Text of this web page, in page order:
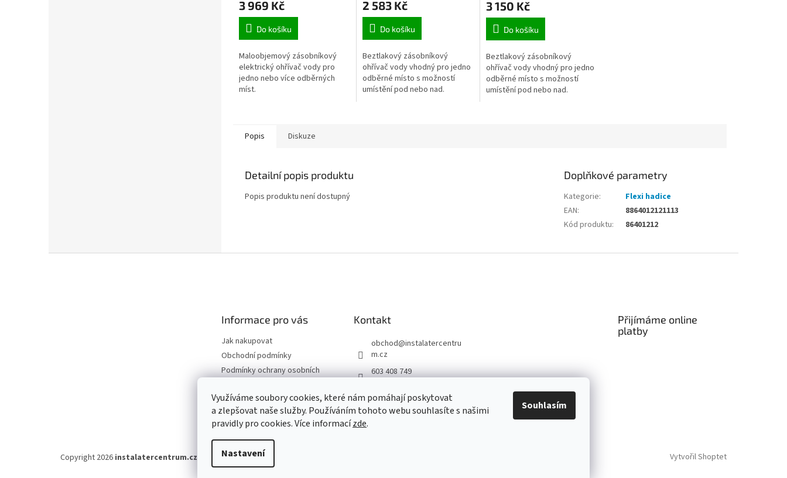
Využíváme soubory cookies, které nám pomáhají poskytovat
a zlepšovat naše služby. Používáním tohoto webu souhlasíte s našimi
pravidly pro cookies. Více informacízde.
Nastavení
Souhlasím
3 969 Kč
Do košíku
Maloobjemový zásobníkový
elektrický ohřívač vody pro
jedno nebo více odběrných
míst.
2 583 Kč
Do košíku
Beztlakový zásobníkový
ohřívač vody vhodný pro jedno
odběrné místo s možností
umístění pod nebo nad.
3 150 Kč
Do košíku
Beztlakový zásobníkový
ohřívač vody vhodný pro jedno
odběrné místo s možností
umístění pod nebo nad.
Popis Diskuze
Detailní popis produktu
Popis produktu není dostupný
Doplňkové parametry
Kategorie:
Flexi hadice
EAN:
8864012121113
Kód produktu: 86401212
Informace pro vás
Jak nakupovat
Obchodní podmínky
Podmínky ochrany osobních
údajů
Odstoupení od smlouvy
Moje objednávka
Kontakt
obchod@instalatercentru
m.cz
603 408 749
Přijímáme online
platby
Vytvořil Shoptet
Copyright 2026 instalatercentrum.cz . Všechna práva vyhrazena.